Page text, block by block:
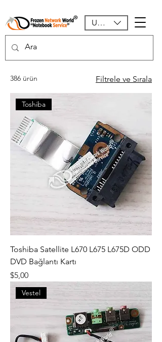
USD ($)
386 ürün Filtrele ve Sırala
Toshiba
Toshiba Satellite L670 L675 L675D ODD
DVD Bağlantı Kartı
Fiyat
$5,00
Vestel